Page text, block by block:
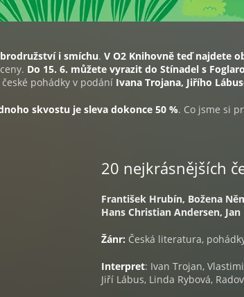
i smíchu. V O2 Knihovně teď najdete
Do 15. 6. můžete vyrazit do Stínadel s
pohádky v podání Ivana Trojana, Jiřího
skvostu je sleva dokonce 50 %. Co jsme si
20 nejkrásnějších
František Hrubín, Božena
Hans Christian Andersen,
Žánr: Česká literatura,
Interpret: Ivan Trojan,
Jiří Lábus, Linda Rybová,